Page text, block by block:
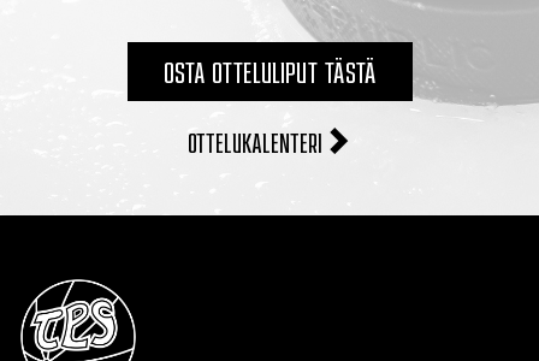
OSTA OTTELULIPUT TÄSTÄ
OTTELUKALENTERI